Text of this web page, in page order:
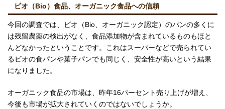
ビオ（Bio）食品、オーガニック食品への信頼
今回の調査では、ビオ（Bio、オーガニック認定）のパンの多くに
は残留農薬の検出がなく、食品添加物が含まれているものもほと
んどなかったということです。これはスーパーなどで売られてい
るビオの食パンや菓子パンでも同じく、安全性が高いという結果
になりました。
オーガニック食品の市場は、昨年16パーセント売り上げが増え、
今後も市場が拡大されていくのではないでしょうか。